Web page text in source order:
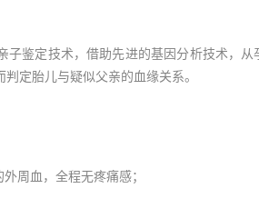
鉴定技术，借助先进的基因分析技术，从
定胎儿与疑似父亲的血缘关系。
周血，全程无疼痛感；